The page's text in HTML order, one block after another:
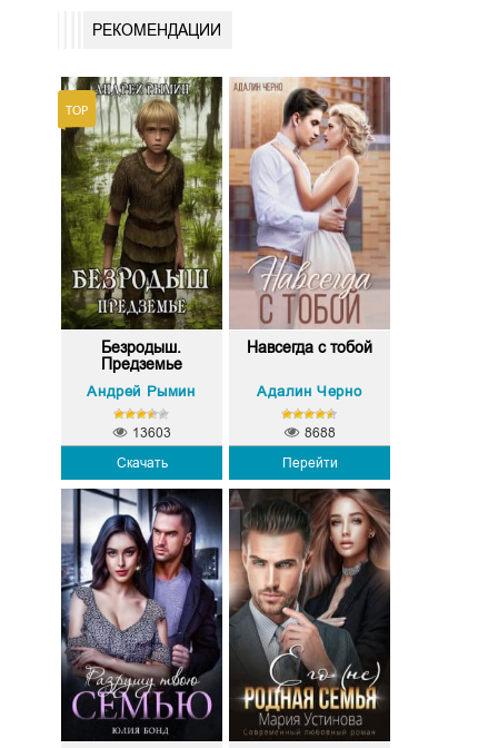
РЕКОМЕНДАЦИИ
Безродыш.
Предземье
Андрей Рымин
Скачать
13603
Навсегда с тобой
Адалин Черно
Перейти
8688